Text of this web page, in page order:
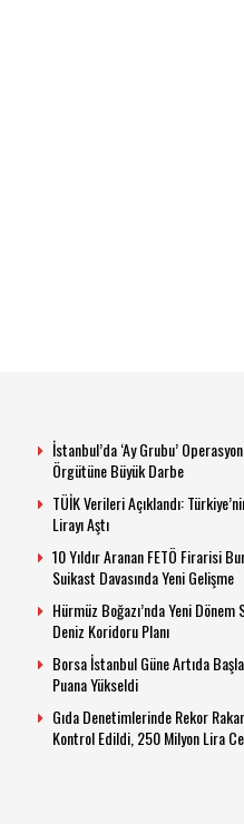
İstanbul’da ‘Ay Grubu’
Örgütüne Büyük Darbe
TÜİK Verileri Açıklandı:
Lirayı Aştı
10 Yıldır Aranan FETÖ Firarisi
Suikast Davasında Yeni Gelişme
Hürmüz Boğazı’nda Yeni
Deniz Koridoru Planı
Borsa İstanbul Güne Artıda
Puana Yükseldi
Gıda Denetimlerinde Rekor
Kontrol Edildi, 250 Milyon Lira